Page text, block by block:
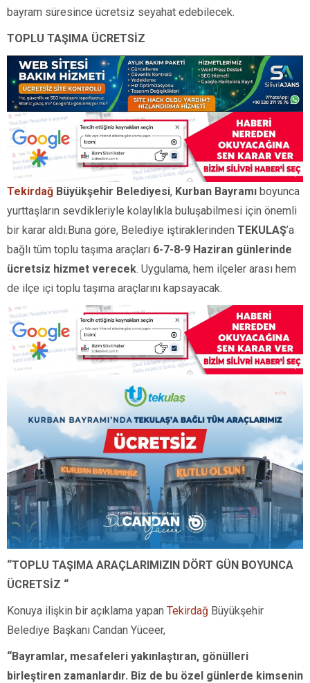
bayram süresince ücretsiz seyahat edebilecek.
TOPLU TAŞIMA ÜCRETSİZ
Tekirdağ Büyükşehir Belediyesi, Kurban Bayramı boyunca
yurttaşların sevdikleriyle kolaylıkla buluşabilmesi için önemli
bir karar aldı.Buna göre, Belediye iştiraklerinden TEKULAŞ’a
bağlı tüm toplu taşıma araçları 6-7-8-9 Haziran günlerinde
ücretsiz hizmet verecek. Uygulama, hem ilçeler arası hem
de ilçe içi toplu taşıma araçlarını kapsayacak.
“TOPLU TAŞIMA ARAÇLARIMIZIN DÖRT GÜN BOYUNCA
ÜCRETSİZ “
Konuya ilişkin bir açıklama yapan Tekirdağ Büyükşehir
Belediye Başkanı Candan Yüceer,
“Bayramlar, mesafeleri yakınlaştıran, gönülleri
birleştiren zamanlardır. Biz de bu özel günlerde kimsenin